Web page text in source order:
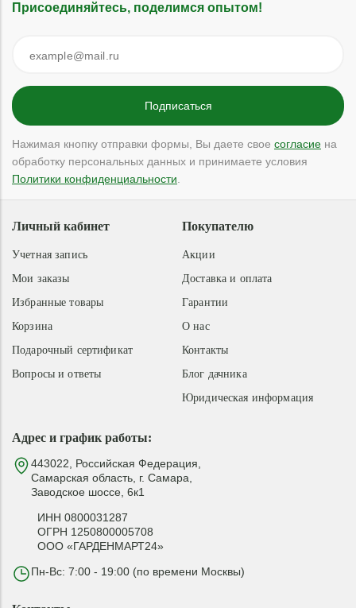
Присоединяйтесь, поделимся опытом!
Нажимая кнопку отправки формы, Вы даете свое согласие на
обработку персональных данных и принимаете условия
Политики конфиденциальности
Адрес и график работы:
443022, Российская Федерация,
Самарская область, г. Самара,
Заводское шоссе, 6к1
ИНН 0800031287
ОГРН 1250800005708
ООО «ГАРДЕНМАРТ24»
Пн-Вс: 7:00 - 19:00 (по времени Москвы)
Покупателю
Акции
Доставка и оплата
Гарантии
О нас
Контакты
Блог дачника
Юридическая информация
Личный кабинет
Учетная запись
Мои заказы
Избранные товары
Корзина
Подарочный сертификат
Вопросы и ответы